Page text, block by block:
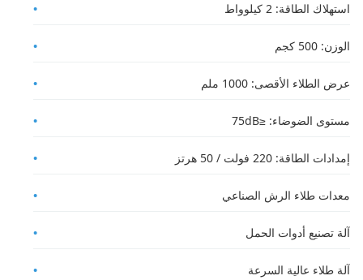
استهلاك الطاقة: 2 كيلوواط
الوزن: 500 كجم
عرض الطلاء الأقصى: 1000 ملم
مستوى الضوضاء: ≤75dB
إمدادات الطاقة: 220 فولت / 50 هرتز
معدات طلاء الرش الصناعي
آلة تصنيع أدوات الحمل
آلة طلاء عالية السرعة